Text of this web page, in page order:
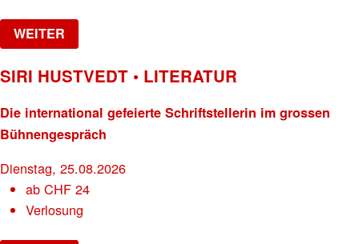
WEITER
SIRI HUSTVEDT • LITERATUR
Die international gefeierte Schriftstellerin im grossen
Bühnengespräch
Dienstag, 25.08.2026
abCHF 24
Verlosung